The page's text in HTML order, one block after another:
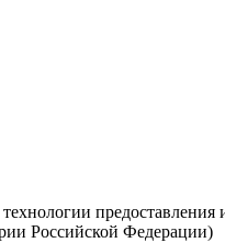
предоставления
Российской Федерации)